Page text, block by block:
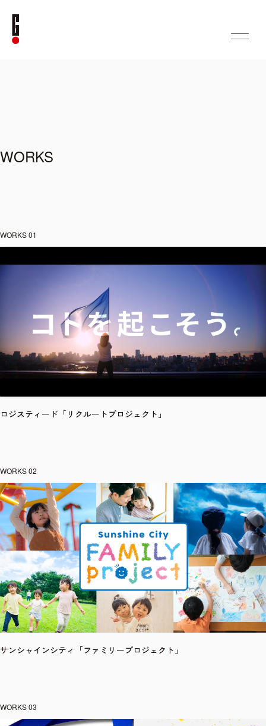
WORKS
ロジスティード「リクルートプロジェクト」
サンシャインシティ「ファミリープロジェクト」